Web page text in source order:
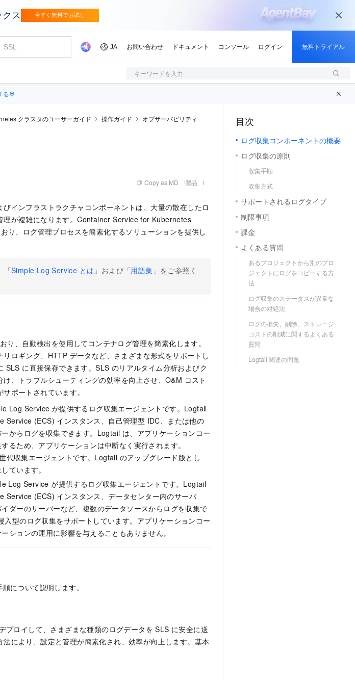
キーワードを入力
る
クラスタのユーザーガイド 操作ガイド
オブザーバビリティ
Copy as MD 製品
インフラストラクチャコンポーネントは、大量の散在したロ
理が複雑になります。Container Service for Kubernetes
、ログ管理プロセスを簡素化するソリューションを提供し
「Simple Log Service とは 」および「用語集 」をご参照く
、自動検出を使用してコンテナログ管理を簡素化します。
ロギング、HTTP データなど、さまざまな形式をサポートし
に直接保存できます。SLS のリアルタイム分析およびク
、トラブルシューティングの効率を向上させ、O&M コスト
ポートされています。
Log Service が提供するログ収集エージェントです。Logtail
(ECS) インスタンス、自己管理型 IDC、または他の
からログを収集できます。Logtail は、アプリケーションコー
るため、アプリケーションは中断なく実行されます。
収集エージェントです。Logtail のアップグレード版とし
ています。
Log Service が提供するログ収集エージェントです。Logtail
(ECS) インスタンス、データセンター内のサーバ
ダーのサーバーなど、複数のデータソースからログを収集で
型のログ収集をサポートしています。アプリケーションコー
ションの運用に影響を与えることもありません。
について説明します。
プロイして、さまざまな種類のログデータを SLS に安全に送
により、設定と管理が簡素化され、効率が向上します。基本
目次
ログ収集コンポーネントの概要
ログ収集の原則
収集手順
収集方式
サポートされるログタイプ
制限事項
課金
よくある質問
あるプロジェクトから別のプロ
ジェクトにログをコピーする方
法
ログ収集のステータスが異常な
場合の対処法
ログの損失、削除、ストレージ
コストの削減に関するよくある
質問
Logtail 関連の問題